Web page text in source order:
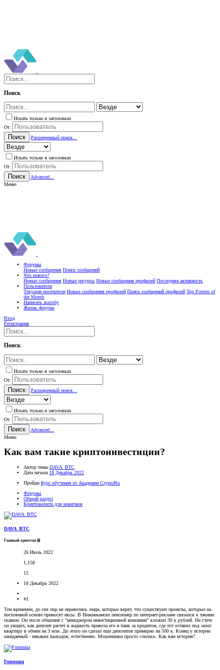
Поиск
Искать только в заголовках
От:
Поиск Расширенный поиск...
Искать только в заголовках
От:
Поиск
Advanced...
Меню
Форумы
Новые сообщения Поиск сообщений
Что нового?
Новые сообщения Новые ресурсы Новые сообщения профилей Последняя активность
Пользователи
Текущие посетители Новые сообщения профилей Поиск сообщений профилей Top Posters of
the Month
Написать жалобу
Жизнь форума
Вход
Регистрация
Поиск
Искать только в заголовках
От:
Поиск Расширенный поиск...
Искать только в заголовках
От:
Поиск
Advanced...
Меню
Как вам такие криптоинвестиции?
Автор темы DAVA_BTC
Дата начала 18 Декабрь 2022
Пройди Курс обучения от Академии CryptoRu
Форумы
Общий раздел
Криптовалюта для новичков
DAVA_BTC
Главный криптан🥈
26 Июль 2022
1,158
12
18 Декабрь 2022
#1
Тем временем, до сих пор не перевелись люди, которые верят, что существуют проекты, которые на
постоянной основе приносят иксы. В Нижнекамске пенсионер по интернет-рекламе связался к такими
скамом. Он после общения с "менеджером инвестиционной компании" вложил 30 к рублей. На счете
он увидел, как депозит растет и жадность привела его в банк за кредитом, где тот оставил под залог
квартиру в обмен на 3 млн. До этого он сделал еще депозитов примерно на 500 к. Конец у истории
ожидаемый - никаких выводов, естественно. Мошенники просто слились. Как вам история?
Fonneaza